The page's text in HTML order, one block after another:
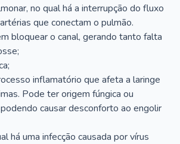
no qual há a interrupção do fluxo
que conectam o pulmão.
bloquear o canal, gerando tanto falta
inflamatório que afeta a laringe
Pode ter origem fúngica ou
causar desconforto ao engolir
há uma infecção causada por vírus